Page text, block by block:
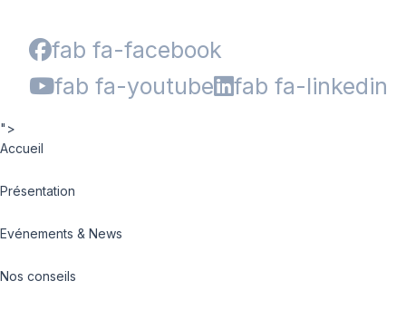
fab fa-facebook
fab fa-youtube
fab fa-linkedin
">
Accueil
Présentation
Evénements & News
Nos conseils